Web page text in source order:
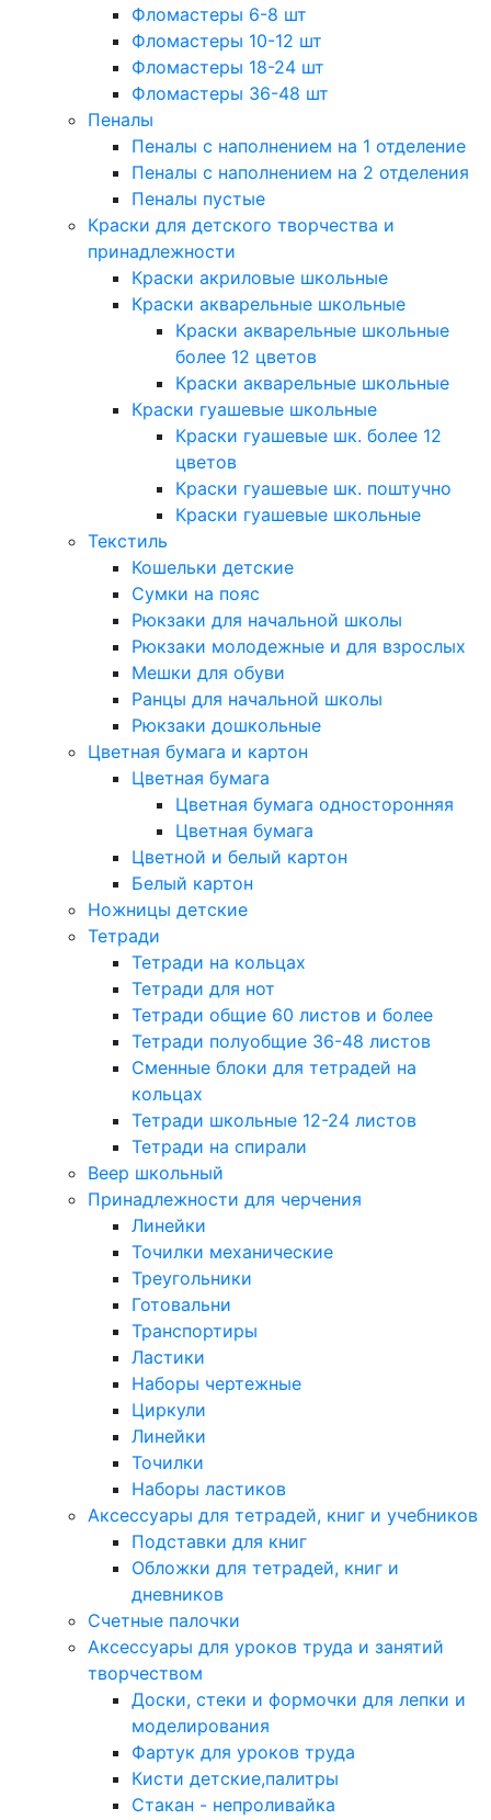
Фломастеры 6-8 шт
Фломастеры 10-12 шт
Фломастеры 18-24 шт
Фломастеры 36-48 шт
Пеналы
Пеналы с наполнением на 1 отделение
Пеналы с наполнением на 2 отделения
Пеналы пустые
Краски для детского творчества и
принадлежности
Краски акриловые школьные
Краски акварельные школьные
Краски акварельные школьные
более 12 цветов
Краски акварельные школьные
Краски гуашевые школьные
Краски гуашевые шк. более 12
цветов
Краски гуашевые шк. поштучно
Краски гуашевые школьные
Текстиль
Кошельки детские
Сумки на пояс
Рюкзаки для начальной школы
Рюкзаки молодежные и для взрослых
Мешки для обуви
Ранцы для начальной школы
Рюкзаки дошкольные
Цветная бумага и картон
Цветная бумага
Цветная бумага односторонняя
Цветная бумага
Цветной и белый картон
Белый картон
Ножницы детские
Тетради
Тетради на кольцах
Тетради для нот
Тетради общие 60 листов и более
Тетради полуобщие 36-48 листов
Сменные блоки для тетрадей на
кольцах
Тетради школьные 12-24 листов
Тетради на спирали
Веер школьный
Принадлежности для черчения
Линейки
Точилки механические
Треугольники
Готовальни
Транспортиры
Ластики
Наборы чертежные
Циркули
Линейки
Точилки
Наборы ластиков
Аксессуары для тетрадей, книг и учебников
Подставки для книг
Обложки для тетрадей, книг и
дневников
Счетные палочки
Аксессуары для уроков труда и занятий
творчеством
Доски, стеки и формочки для лепки и
моделирования
Фартук для уроков труда
Кисти детские,палитры
Стакан - непроливайка